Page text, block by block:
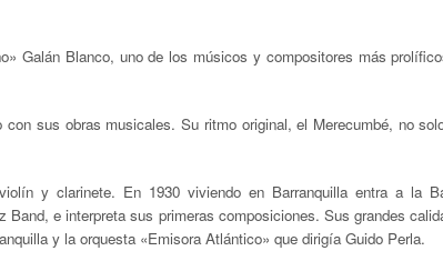
Galán Blanco, uno de los músicos y compositores más
sus obras musicales. Su ritmo original, el Merecumbé, no
y clarinete. En 1930 viviendo en Barranquilla entra a la
e interpreta sus primeras composiciones. Sus grandes
y la orquesta «Emisora Atlántico» que dirigía Guido Perla.